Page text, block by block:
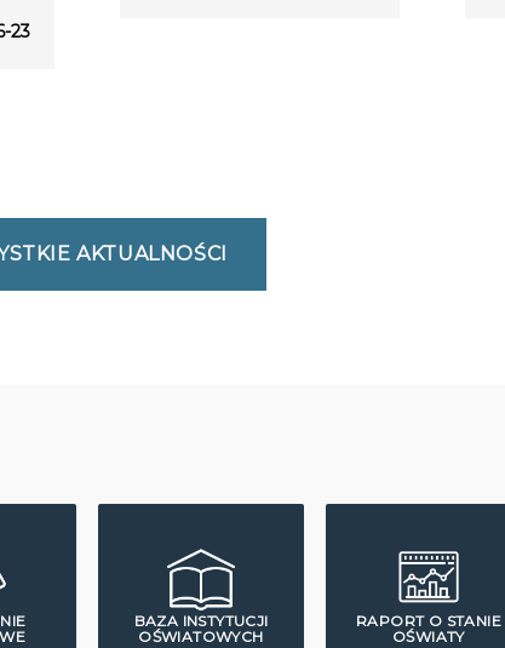
23
AKTUALNOŚCI
BAZA INSTYTUCJI
OŚWIATOWYCH
RAPORT O STANIE
OŚWIATY